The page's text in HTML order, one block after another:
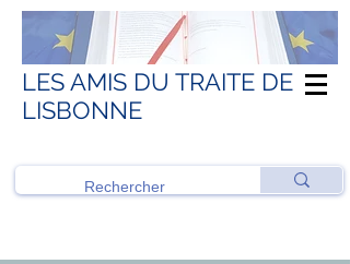
LES AMIS DU TRAITE DE
LISBONNE